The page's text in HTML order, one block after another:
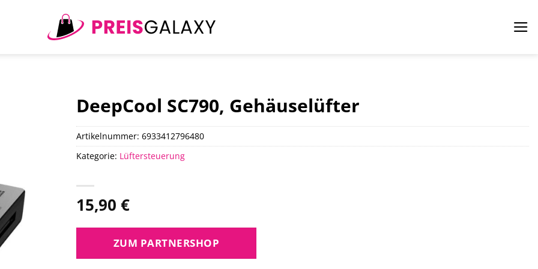
DeepCool SC790, Gehäuselüfter
15,90 €
ZUM PARTNERSHOP
Artikelnummer: 6933412796480
Kategorie: Lüftersteuerung